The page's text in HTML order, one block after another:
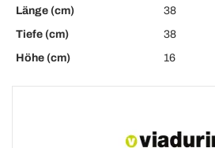
Länge (cm)
38
Tiefe (cm)
38
Höhe (cm)
16